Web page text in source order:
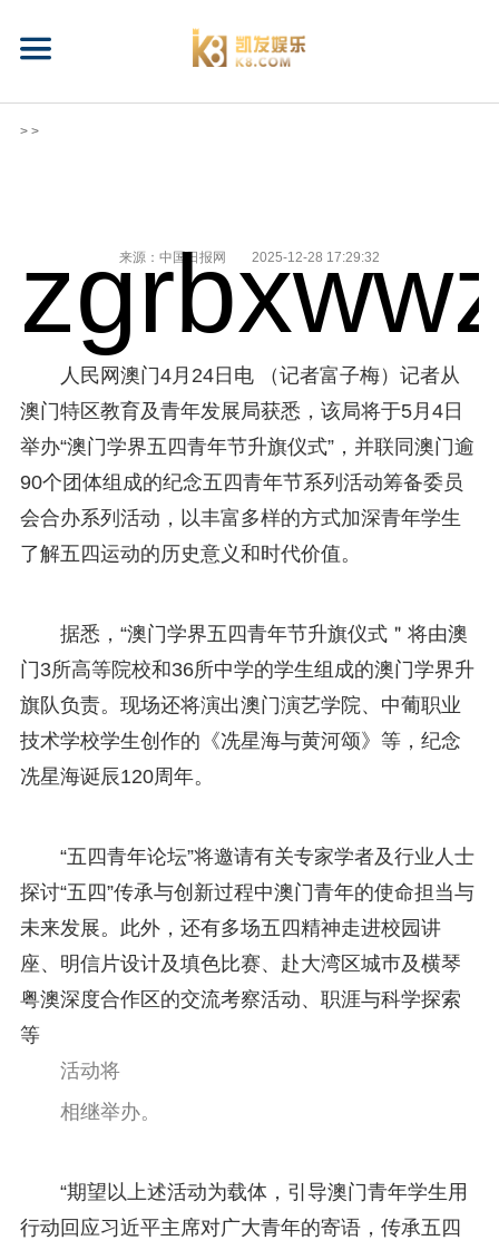
> >
来源：中国日报网 2025-12-28 17:29:32
人民网澳门4月24日电 （记者富子梅）记者从
澳门特区教育及青年发展局获悉，该局将于5月4日
举办“澳门学界五四青年节升旗仪式”，并联同澳门逾
90个团体组成的纪念五四青年节系列活动筹备委员
会合办系列活动，以丰富多样的方式加深青年学生
了解五四运动的历史意义和时代价值。
据悉，“澳门学界五四青年节升旗仪式＂将由澳
门3所高等院校和36所中学的学生组成的澳门学界升
旗队负责。现场还将演出澳门演艺学院、中葡职业
技术学校学生创作的《冼星海与黄河颂》等，纪念
冼星海诞辰120周年。
“五四青年论坛”将邀请有关专家学者及行业人士
探讨“五四”传承与创新过程中澳门青年的使命担当与
未来发展。此外，还有多场五四精神走进校园讲
座、明信片设计及填色比赛、赴大湾区城巿及横琴
粤澳深度合作区的交流考察活动、职涯与科学探索
等
活动将
相继举办。
“期望以上述活动为载体，引导澳门青年学生用
行动回应习近平主席对广大青年的寄语，传承五四